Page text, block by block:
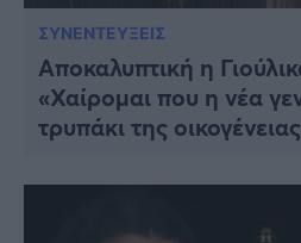
ΣΥΝΕΝΤΕΥΞΕΙΣ
Αποκαλυπτική η
«Χαίρομαι που η νέα
τρυπάκι της